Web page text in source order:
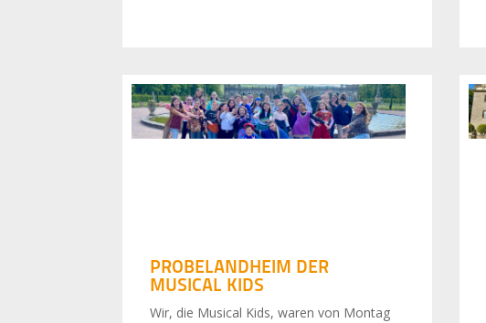
PROBELANDHEIM DER
MUSICAL KIDS
Wir, die Musical Kids, waren von Montag